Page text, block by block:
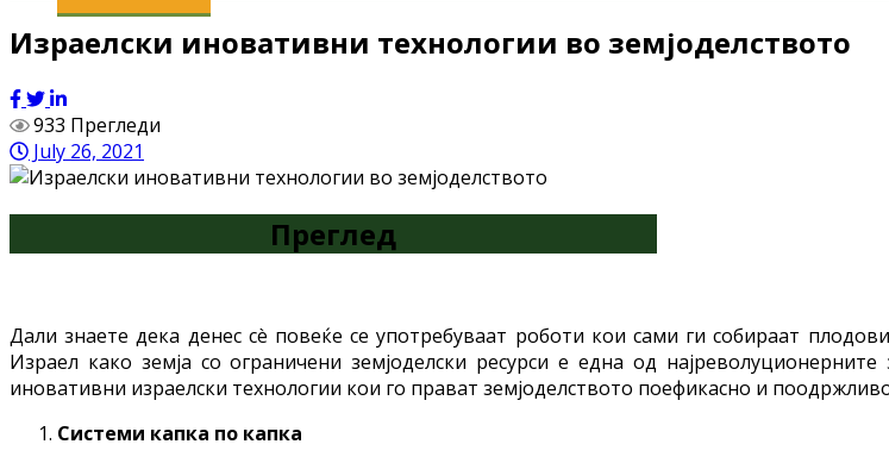
Израелски иновативни технологии во земјоделството
933 Прегледи
July 26, 2021
Преглед
Дали знаете дека денес сè повеќе се употребуваат роботи кои сами ги собираат
Израел како земја со ограничени земјоделски ресурси е една од
иновативни израелски технологии кои го прават земјоделството поефикасно и
Системи капка по капка